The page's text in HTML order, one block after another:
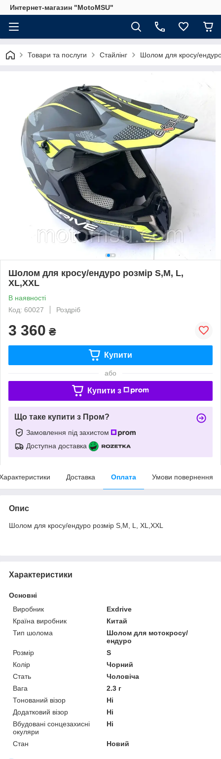
Интернет-магазин "MotoMSU"
Товари та послуги Стайлінг Шолом для кросу/
Шолом для кросу/ендуро розмір S,M, L,
XL,XXL
В наявності
Код: 60027
Роздріб
3 360 ₴
Купити
або
Купити з
Що таке купити з Пром?
Замовлення під захистом
Доступна доставка
Доставка Оплата Умови повернення
Опис
Шолом для кросу/ендуро розмір S,M, L, XL,XXL
Характеристики
Основні
Виробник
Exdrive
Країна виробник
Китай
Тип шолома
Шолом для мотокросу/
ендуро
Розмір
S
Колір
Чорний
Стать
Чоловіча
Вага
2.3 г
Тонований візор
Ні
Додатковий візор
Ні
Вбудовані сонцезахисні
окуляри
Ні
Стан Новий